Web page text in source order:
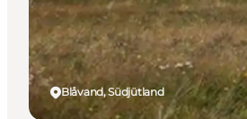
Blåvand, Südjütland